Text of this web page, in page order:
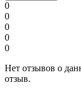
0
0
0
0
0
Нет отзывов о
отзыв.